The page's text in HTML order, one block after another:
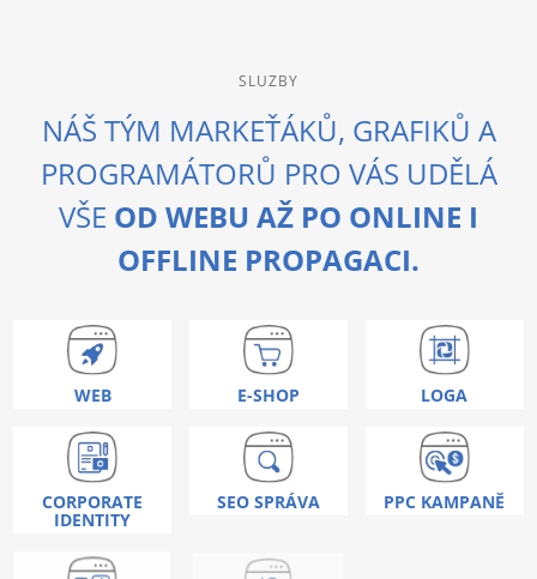
SLUZBY
NÁŠ TÝM MARKEŤÁKŮ, GRAFIKŮ A
PROGRAMÁTORŮ PRO VÁS UDĚLÁ
VŠE OD WEBU AŽ PO ONLINE I
OFFLINE PROPAGACI.
WEB E-SHOP LOGA
CORPORATE
IDENTITY
SEO SPRÁVA PPC KAMPANĚ